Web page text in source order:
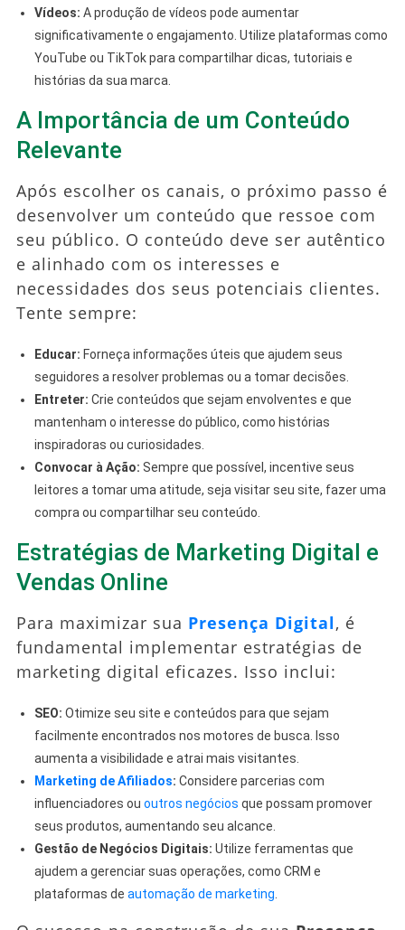
Vídeos: A produção de vídeos pode aumentar
significativamente o engajamento. Utilize plataformas como
YouTube ou TikTok para compartilhar dicas, tutoriais e
histórias da sua marca.
A Importância de um Conteúdo
Relevante
Após escolher os canais, o próximo passo é
desenvolver um conteúdo que ressoe com
seu público. O conteúdo deve ser autêntico
e alinhado com os interesses e
necessidades dos seus potenciais clientes.
Tente sempre:
Educar: Forneça informações úteis que ajudem seus
seguidores a resolver problemas ou a tomar decisões.
Entreter: Crie conteúdos que sejam envolventes e que
mantenham o interesse do público, como histórias
inspiradoras ou curiosidades.
Convocar à Ação: Sempre que possível, incentive seus
leitores a tomar uma atitude, seja visitar seu site, fazer uma
compra ou compartilhar seu conteúdo.
Estratégias de Marketing Digital e
Vendas Online
Para maximizar sua Presença Digital, é
fundamental implementar estratégias de
marketing digital eficazes. Isso inclui:
SEO: Otimize seu site e conteúdos para que sejam
facilmente encontrados nos motores de busca. Isso
aumenta a visibilidade e atrai mais visitantes.
Marketing de Afiliados: Considere parcerias com
influenciadores ou outros negócios que possam promover
seus produtos, aumentando seu alcance.
Gestão de Negócios Digitais: Utilize ferramentas que
ajudem a gerenciar suas operações, como CRM e
plataformas de automação de marketing